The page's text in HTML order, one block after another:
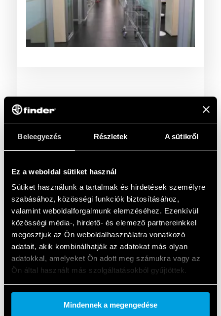
Beleegyezés Részletek A sütikről
Ez a weboldal sütiket használ
Sütiket használunk a tartalmak és hirdetések személyre
szabásához, közösségi funkciók biztosításához,
valamint weboldalforgalmunk elemzéséhez. Ezenkívül
közösségi média-, hirdető- és elemező partnereinkkel
megosztjuk az Ön weboldalhasználatra vonatkozó
adatait, akik kombinálhatják az adatokat más olyan
adatokkal, amelyeket Ön adott meg számukra vagy az
Ön által használt más szolgáltatásokból gyűjtöttek.
Cookie policy.
Mindennek a megengedése
ALKALMAZOTT
TERMÉKEK